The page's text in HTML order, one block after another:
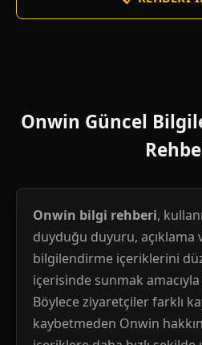
Onwin Güncel
Onwin bilgi rehberi,
duyduğu duyuru, açıklama
bilgilendirme içeriklerini
içerisinde sunmak amacıyla
Böylece ziyaretçiler farklı
kaybetmeden Onwin